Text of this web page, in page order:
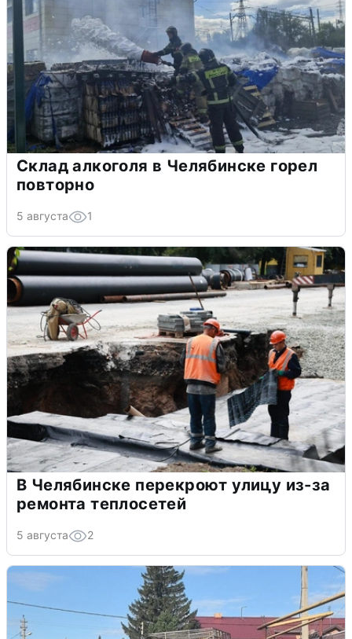
Склад алкоголя в Челябинске горел
повторно
5 августа 1
В Челябинске перекроют улицу из-за
ремонта теплосетей
5 августа 2